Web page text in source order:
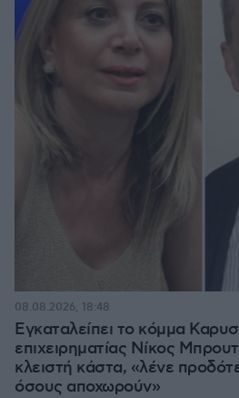
Εγκαταλείπει το κόμμα
επιχειρηματίας Νίκος
κλειστή κάστα, «λένε
όσους αποχωρούν»
08.08.2026, 18:48